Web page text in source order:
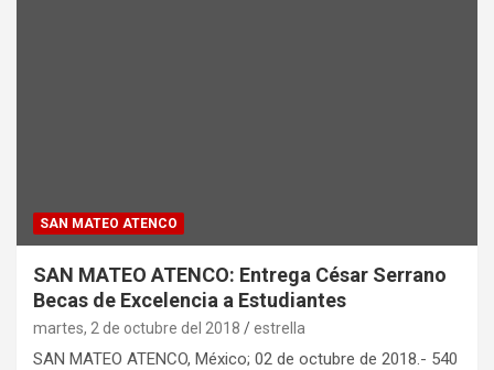
SAN MATEO ATENCO
SAN MATEO ATENCO: Entrega César Serrano
Becas de Excelencia a Estudiantes
martes, 2 de octubre del 2018 estrella
SAN MATEO ATENCO, México; 02 de octubre de 2018.- 540